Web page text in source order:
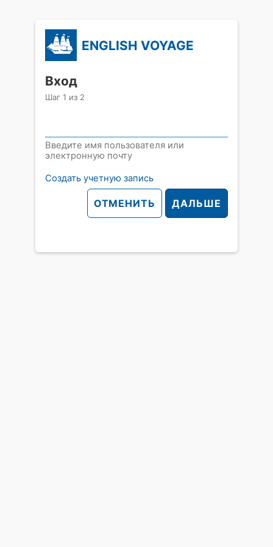
ENGLISH VOYAGE
Вход
Шаг 1 из 2
Введите имя пользователя или
электронную почту
Создать учетную запись
ОТМЕНИТЬ ДАЛЬШЕ